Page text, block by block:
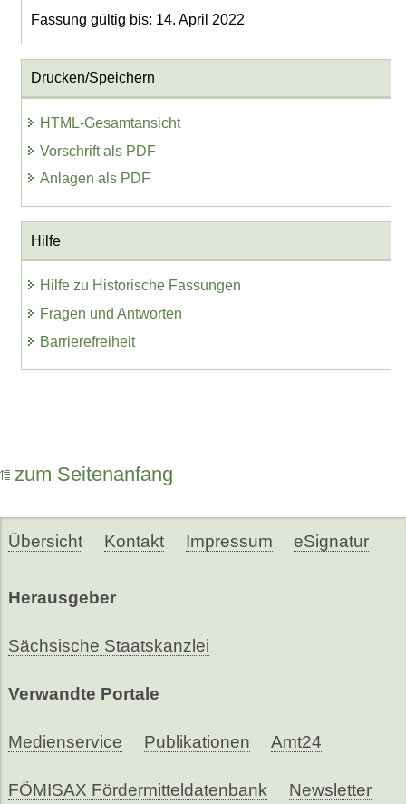
Fassung gültig bis: 14. April 2022
Drucken/Speichern
HTML-Gesamtansicht
Vorschrift als PDF
Anlagen als PDF
Hilfe
Hilfe zu Historische Fassungen
Fragen und Antworten
Barrierefreiheit
zum Seitenanfang
Übersicht Kontakt Impressum eSignatur
Herausgeber
Sächsische Staatskanzlei
Verwandte Portale
Medienservice Publikationen Amt24
FÖMISAX Fördermitteldatenbank Newsletter